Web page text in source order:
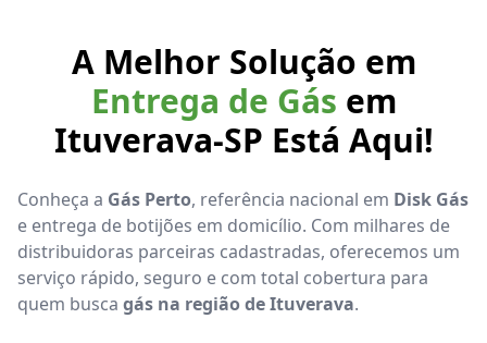
A Melhor Solução em
Entrega de Gás em
Ituverava-SP Está Aqui!
Conheça a Gás Perto, referência nacional em Disk Gás
e entrega de botijões em domicílio. Com milhares de
distribuidoras parceiras cadastradas, oferecemos um
serviço rápido, seguro e com total cobertura para
quem busca gás na região de Ituverava.